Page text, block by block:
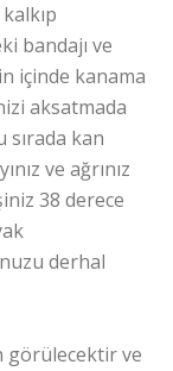
bandajı ve
içinde kanama
aksatmada
sırada kan
ve ağrınız
38 derece
derhal
görülecektir ve